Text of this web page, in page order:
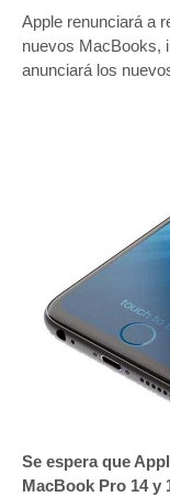
Apple renunciará a
nuevos MacBooks,
anunciará los
Se espera que
MacBook Pro 14 y